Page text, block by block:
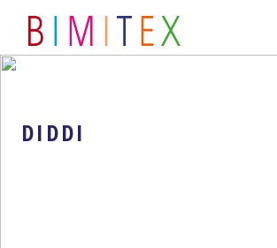
DIDDI